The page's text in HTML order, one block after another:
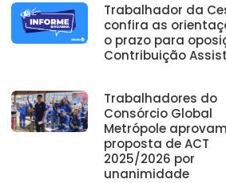
Trabalhador da
confira as
o prazo para
Contribuição
Trabalhadores do
Consórcio Global
Metrópole aprovam
proposta de ACT
2025/2026 por
unanimidade